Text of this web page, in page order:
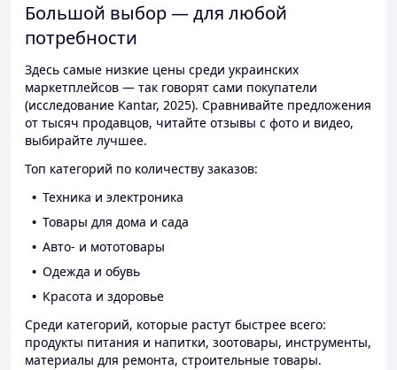
Большой выбор — для любой
потребности
Здесь самые низкие цены среди украинских
маркетплейсов — так говорят сами покупатели
(исследование Kantar, 2025). Сравнивайте предложения
от тысяч продавцов, читайте отзывы с фото и видео,
выбирайте лучшее.
Топ категорий по количеству заказов:
Техника и электроника
Товары для дома и сада
Авто- и мототовары
Одежда и обувь
Красота и здоровье
Среди категорий, которые растут быстрее всего:
продукты питания и напитки, зоотовары, инструменты,
материалы для ремонта, строительные товары.